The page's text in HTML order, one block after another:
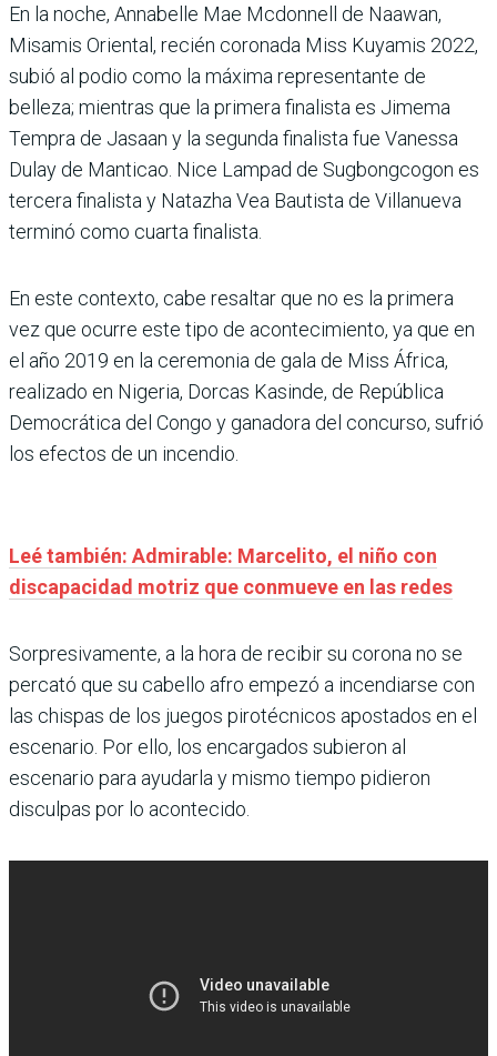
En la noche, Annabelle Mae Mcdonnell de Naawan,
Misamis Oriental, recién coronada Miss Kuyamis 2022,
subió al podio como la máxima representante de
belleza; mientras que la primera finalista es Jimema
Tempra de Jasaan y la segunda finalista fue Vanessa
Dulay de Manticao. Nice Lampad de Sugbongcogon es
tercera finalista y Natazha Vea Bautista de Villanueva
terminó como cuarta finalista.
En este contexto, cabe resaltar que no es la primera
vez que ocurre este tipo de acontecimiento, ya que en
el año 2019 en la ceremonia de gala de Miss África,
realizado en Nigeria, Dorcas Kasinde, de República
Democrática del Congo y ganadora del concurso, sufrió
los efectos de un incendio.
Leé también: Admirable: Marcelito, el niño con
discapacidad motriz que conmueve en las redes
Sorpresivamente, a la hora de recibir su corona no se
percató que su cabello afro empezó a incendiarse con
las chispas de los juegos pirotécnicos apostados en el
escenario. Por ello, los encargados subieron al
escenario para ayudarla y mismo tiempo pidieron
disculpas por lo acontecido.